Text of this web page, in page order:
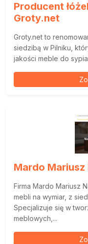
Producent
Groty.net
Groty.net to
siedzibą w Pilniku,
jakości meble do
Mardo Mariusz
Firma Mardo Mariusz
mebli na wymiar, z
Specjalizuje się w
meblowych,...